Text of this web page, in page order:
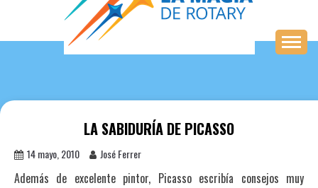
LA SABIDURÍA DE PICASSO
14 mayo, 2010 José Ferrer
Además de excelente pintor, Picasso escribía consejos muy